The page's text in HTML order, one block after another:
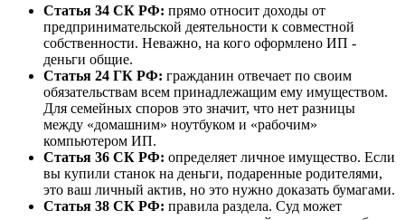
Статья 34 СК РФ: прямо относит доходы от
предпринимательской деятельности к совместной
собственности. Неважно, на кого оформлено ИП -
деньги общие.
Статья 24 ГК РФ: гражданин отвечает по своим
обязательствам всем принадлежащим ему имуществом.
Для семейных споров это значит, что нет разницы
между «домашним» ноутбуком и «рабочим»
компьютером ИП.
Статья 36 СК РФ: определяет личное имущество. Если
вы купили станок на деньги, подаренные родителями,
это ваш личный актив, но это нужно доказать бумагами.
Статья 38 СК РФ: правила раздела. Суд может